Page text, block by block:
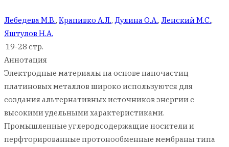
Лебедева М.В., Крапивко А.Л., Дулина О.А., Ленский М.С.,
Яштулов Н.А.
19-28 стр.
Аннотация
Электродные материалы на основе наночастиц
платиновых металлов широко используются для
создания альтернативных источников энергии с
высокими удельными характеристиками.
Промышленные углеродсодержащие носители и
перфторированные протонообменные мембраны типа